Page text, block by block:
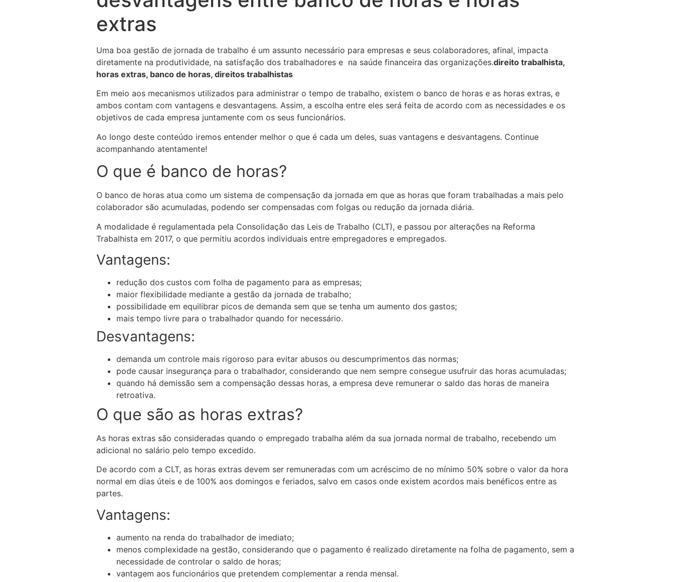
extras
Uma boa gestão de jornada de trabalho é um assunto necessário para empresas e seus colaboradores, afinal, impacta
diretamente na produtividade, na satisfação dos trabalhadores e na saúde financeira das organizações.direito trabalhista,
horas extras, banco de horas, direitos trabalhistas
Em meio aos mecanismos utilizados para administrar o tempo de trabalho, existem o banco de horas e as horas extras, e
ambos contam com vantagens e desvantagens. Assim, a escolha entre eles será feita de acordo com as necessidades e os
objetivos de cada empresa juntamente com os seus funcionários.
Ao longo deste conteúdo iremos entender melhor o que é cada um deles, suas vantagens e desvantagens. Continue
acompanhando atentamente!
O que é banco de horas?
O banco de horas atua como um sistema de compensação da jornada em que as horas que foram trabalhadas a mais pelo
colaborador são acumuladas, podendo ser compensadas com folgas ou redução da jornada diária.
A modalidade é regulamentada pela Consolidação das Leis de Trabalho (CLT), e passou por alterações na Reforma
Trabalhista em 2017, o que permitiu acordos individuais entre empregadores e empregados.
Vantagens:
redução dos custos com folha de pagamento para as empresas;
maior flexibilidade mediante a gestão da jornada de trabalho;
possibilidade em equilibrar picos de demanda sem que se tenha um aumento dos gastos;
mais tempo livre para o trabalhador quando for necessário.
Desvantagens:
demanda um controle mais rigoroso para evitar abusos ou descumprimentos das normas;
pode causar insegurança para o trabalhador, considerando que nem sempre consegue usufruir das horas acumuladas;
quando há demissão sem a compensação dessas horas, a empresa deve remunerar o saldo das horas de maneira
retroativa.
O que são as horas extras?
As horas extras são consideradas quando o empregado trabalha além da sua jornada normal de trabalho, recebendo um
adicional no salário pelo tempo excedido.
De acordo com a CLT, as horas extras devem ser remuneradas com um acréscimo de no mínimo 50% sobre o valor da hora
normal em dias úteis e de 100% aos domingos e feriados, salvo em casos onde existem acordos mais benéficos entre as
partes.
Vantagens:
aumento na renda do trabalhador de imediato;
menos complexidade na gestão, considerando que o pagamento é realizado diretamente na folha de pagamento, sem a
necessidade de controlar o saldo de horas;
vantagem aos funcionários que pretendem complementar a renda mensal.